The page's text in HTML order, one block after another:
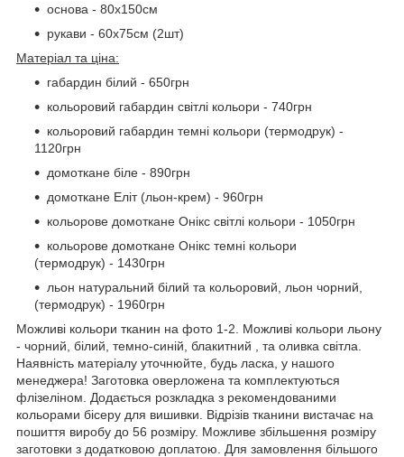
основа - 80х150см
рукави - 60х75см (2шт)
Матеріал та ціна:
габардин білий - 650грн
кольоровий габардин світлі кольори - 740грн
кольоровий габардин темні кольори (термодрук) -
1120грн
домоткане біле - 890грн
домоткане Еліт (льон-крем) - 960грн
кольорове домоткане Онікс світлі кольори - 1050грн
кольорове домоткане Онікс темні кольори
(термодрук) - 1430грн
льон натуральний білий та кольоровий, льон чорний,
(термодрук) - 1960грн
Можливі кольори тканин на фото 1-2. Можливі кольори льону
- чорний, білий, темно-синій, блакитний , та оливка світла.
Наявність матеріалу уточнюйте, будь ласка, у нашого
менеджера! Заготовка оверложена та комплектуються
флізеліном. Додається розкладка з рекомендованими
кольорами бісеру для вишивки. Відрізів тканини вистачає на
пошиття виробу до 56 розміру. Можливе збільшення розміру
заготовки з додатковою доплатою. Для замовлення більшого